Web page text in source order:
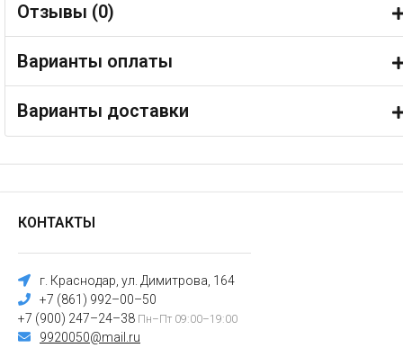
Отзывы (0)
Варианты оплаты
Варианты доставки
КОНТАКТЫ
г. Краснодар, ул. Димитрова, 164
+7 (861) 992–00–50
+7 (900) 247–24–38 Пн–Пт 09:00–19:00
9920050@mail.ru